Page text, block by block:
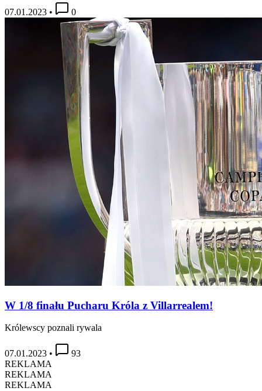
07.01.2023 • 0
W 1/8 finału Pucharu Króla z Villarrealem!
Królewscy poznali rywala
07.01.2023 •
93
REKLAMA
REKLAMA
REKLAMA